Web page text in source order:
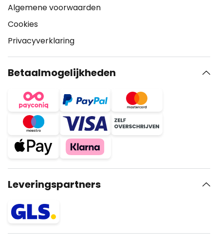
Algemene voorwaarden
Cookies
Privacyverklaring
Betaalmogelijkheden
Leveringspartners